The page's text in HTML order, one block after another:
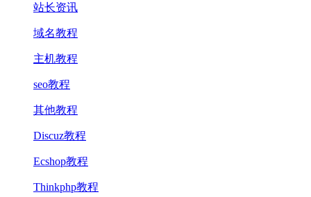
站长资讯
域名教程
主机教程
seo教程
其他教程
Discuz教程
Ecshop教程
Thinkphp教程